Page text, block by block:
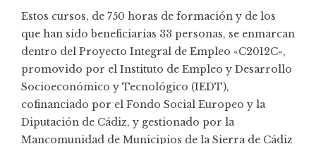
Estos cursos, de 750 horas de formación y de los
que han sido beneficiarias 33 personas, se enmarcan
dentro del Proyecto Integral de Empleo «C2012C»,
promovido por el Instituto de Empleo y Desarrollo
Socioeconómico y Tecnológico (IEDT),
cofinanciado por el Fondo Social Europeo y la
Diputación de Cádiz, y gestionado por la
Mancomunidad de Municipios de la Sierra de Cádiz